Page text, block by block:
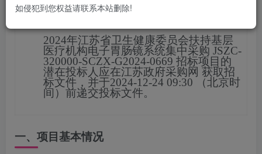
2024年江苏省卫生健康委员会扶持基层
医疗机构电子胃肠镜系统集中采购 JSZC-
320000-SCZX-G2024-0669 招标项目的
潜在投标人应在江苏政府采购网 获取招
标文件，并于2024-12-24 09:30 （北京时
间）前递交投标文件。
一、项目基本情况
如侵犯到您权益请联系本站删除!